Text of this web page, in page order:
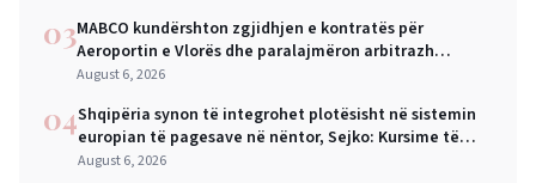
03MABCO kundërshton zgjidhjen e kontratës për
Aeroportin e Vlorës dhe paralajmëron arbitrazh
ndërkombëtar
August 6, 2026
04Shqipëria synon të integrohet plotësisht në sistemin
europian të pagesave në nëntor, Sejko: Kursime të
mëdha për qytetarët dhe bizneset
August 6, 2026